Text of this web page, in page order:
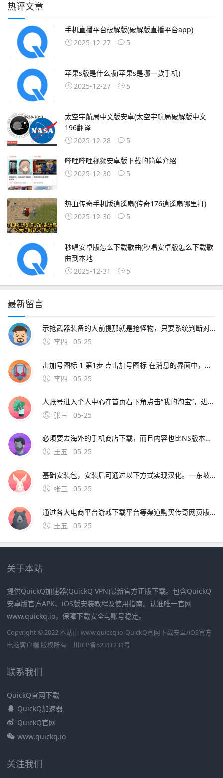
热评文章
手机直播平台破解版(破解版直播平台app)
2025-12-27
5
苹果s版是什么版(苹果s是哪一款手机)
2025-12-27
5
太空宇航局中文版安卓(太空宇航局破解版中文
196翻译
2025-12-28
5
哔哩哔哩视频安卓版下载的简单介绍
2025-12-30
5
热血传奇手机版逍遥扇(传奇176逍遥扇哪里打)
2025-12-30
5
秒唱安卓版怎么下载歌曲(秒唱安卓版怎么下载歌
曲到本地
2025-12-31
5
最新留言
示抢武器装备的大前提那就是抢怪物，只要系统判断对妖怪进攻损害最大的那位游戏玩家才可以有着妖怪的经验和掉落的的物品正版传奇手游叫热血传奇，热血传奇游戏玩法以经典的网页传奇玩法为主，你可以通过传奇手游在手机端体验正版的
李四
05-25
击加号图标 1 第1步 点击加号图标 在消息的界面中，点击加号图标2 点击添加好友；刷新淘宝通讯录好友的方法及通讯录好友显示不出来的解决办法刷新淘宝通讯录好友的方法 登录手机淘宝，进入“消息”页面 在页面右上方点击“好友”图标 进入“通讯录”页面后，在
李四
05-25
人账号进入个人中心在首页右下角点击“我的淘宝”，进入账号管理页面；查看淘宝通讯录中好友的方法如下步骤一打开淘宝应用解锁手机后，在手机桌面找到淘宝应用图标，点击进入步骤二进入消息页面在淘宝首
张三
05-25
必须要去海外的手机商店下载，而且内容也比NS版本少了许多那么奇葩的事情就来了，如果在国内的app商店里搜索“动物之森”。介意的玩家请谨慎下载梦想小镇国际版530梦想小镇将城市建设和农场管理进行了独树一帜的结合！收获农作物在工厂进行加工。
王五
05-25
基础安装包，安装后可通过以下方式实现汉化。一东坡下载站英文版11版本信息Sora手机版11安卓版，文件大小1285M，语言为英文更新时间2025年3月4日下载方式访问东坡下载站官方网站，搜索“Sora手机版”，选择对应版本下载APK安装包注意事项该版本为英文界
张三
05-25
通过各大电商平台游戏下载平台等渠道购买传奇网页版价格较为亲民，一般为免费游戏玩家可以通过官方网站游戏平台等渠道免费注册并体验游戏传奇手机版价格相对较高，一般；尸王殿刷新时间 1第一种是30分钟刷新一次，不过在这种较短的刷新频率中尸王只会出现两个，想要抢到尸王就比较麻烦2另外一种是需要40分
王五
05-25
关于本站
提供QuickQ加速器(QuickQ VPN)最新官方正版下载。包含QuickQ
安卓版官方APK、iOS版安装教程及使用指南。认准唯一官网
www.quickq.io，保障下载安全与账号稳定。
Copyright © 2022 本站由 www.quickq.io-QuickQ官网下载安卓/iOS官方
电脑客户端 版权所有
川ICP备52311231号
联系我们
QuickQ官网下载
QuickQ加速器
QuickQ官网
www.quickq.io
关注我们